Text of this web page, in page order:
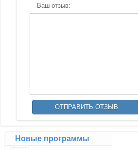
Ваш отзыв:
Новые программы